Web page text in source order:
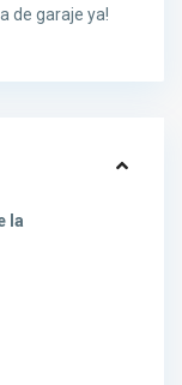
de garaje ya!
la